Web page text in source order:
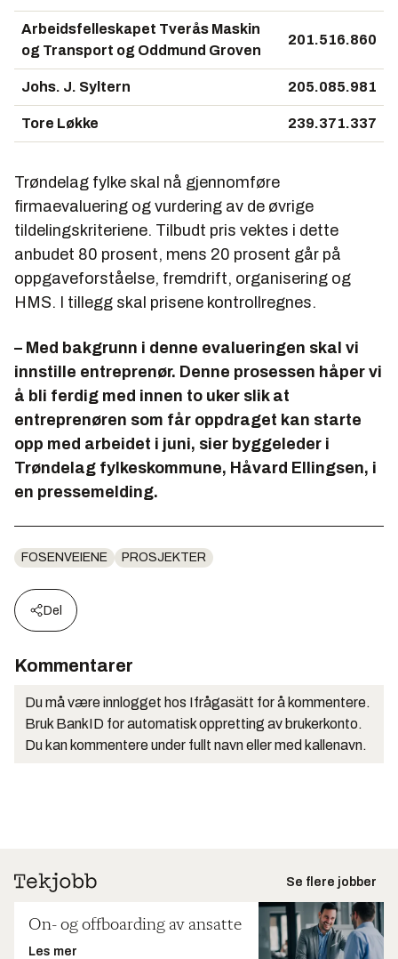
Arbeidsfelleskapet Tverås Maskin
og Transport og Oddmund Groven
201.516.860
Johs. J. Syltern 205.085.981
Tore Løkke 239.371.337
Trøndelag fylke skal nå gjennomføre
firmaevaluering og vurdering av de øvrige
tildelingskriteriene. Tilbudt pris vektes i dette
anbudet 80 prosent, mens 20 prosent går på
oppgaveforståelse, fremdrift, organisering og
HMS. I tillegg skal prisene kontrollregnes.
– Med bakgrunn i denne evalueringen skal vi
innstille entreprenør. Denne prosessen håper vi
å bli ferdig med innen to uker slik at
entreprenøren som får oppdraget kan starte
opp med arbeidet i juni, sier byggeleder i
Trøndelag fylkeskommune, Håvard Ellingsen, i
en pressemelding.
FOSENVEIENE PROSJEKTER
Del
Kommentarer
Du må være innlogget hos Ifrågasätt for å kommentere.
Bruk BankID for automatisk oppretting av brukerkonto.
Du kan kommentere under fullt navn eller med kallenavn.
Se flere jobber
On- og offboarding av ansatte
Les mer